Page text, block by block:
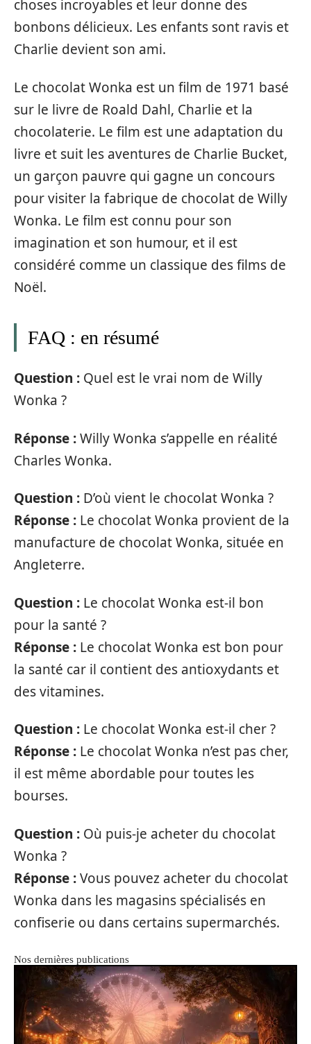
choses incroyables et leur donne des
bonbons délicieux. Les enfants sont ravis et
Charlie devient son ami.
Le chocolat Wonka est un film de 1971 basé
sur le livre de Roald Dahl, Charlie et la
chocolaterie. Le film est une adaptation du
livre et suit les aventures de Charlie Bucket,
un garçon pauvre qui gagne un concours
pour visiter la fabrique de chocolat de Willy
Wonka. Le film est connu pour son
imagination et son humour, et il est
considéré comme un classique des films de
Noël.
FAQ : en résumé
Question : Quel est le vrai nom de Willy
Wonka ?
Réponse :Willy Wonka s’appelle en réalité
Charles Wonka.
Question : D’où vient le chocolat Wonka ?
Réponse : Le chocolat Wonka provient de la
manufacture de chocolat Wonka, située en
Angleterre.
Question : Le chocolat Wonka est-il bon
pour la santé ?
Réponse : Le chocolat Wonka est bon pour
la santé car il contient des antioxydants et
des vitamines.
Question : Le chocolat Wonka est-il cher ?
Réponse : Le chocolat Wonka n’est pas cher,
il est même abordable pour toutes les
bourses.
Question : Où puis-je acheter du chocolat
Wonka ?
Réponse :Vous pouvez acheter du chocolat
Wonka dans les magasins spécialisés en
confiserie ou dans certains supermarchés.
Nos dernières publications